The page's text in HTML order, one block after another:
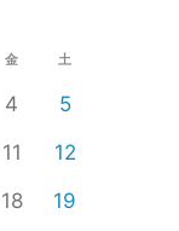
金 土
4
5
11
12
18
19